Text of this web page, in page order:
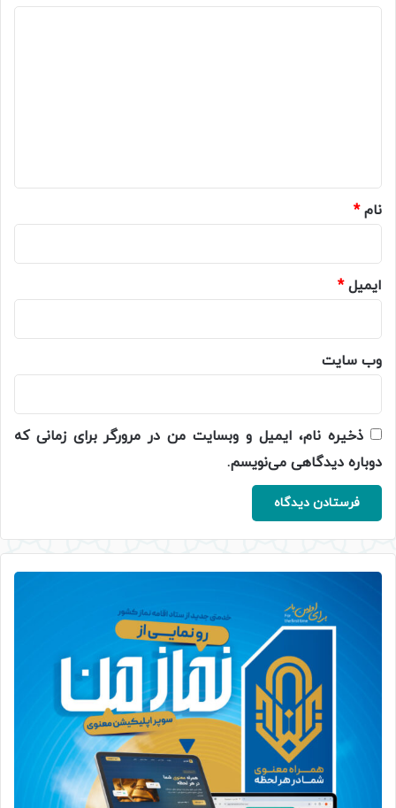
نام*
ایمیل*
وب‌ سایت
ذخیره نام، ایمیل و وبسایت من در مرورگر برای زمانی که
دوباره دیدگاهی می‌نویسم.